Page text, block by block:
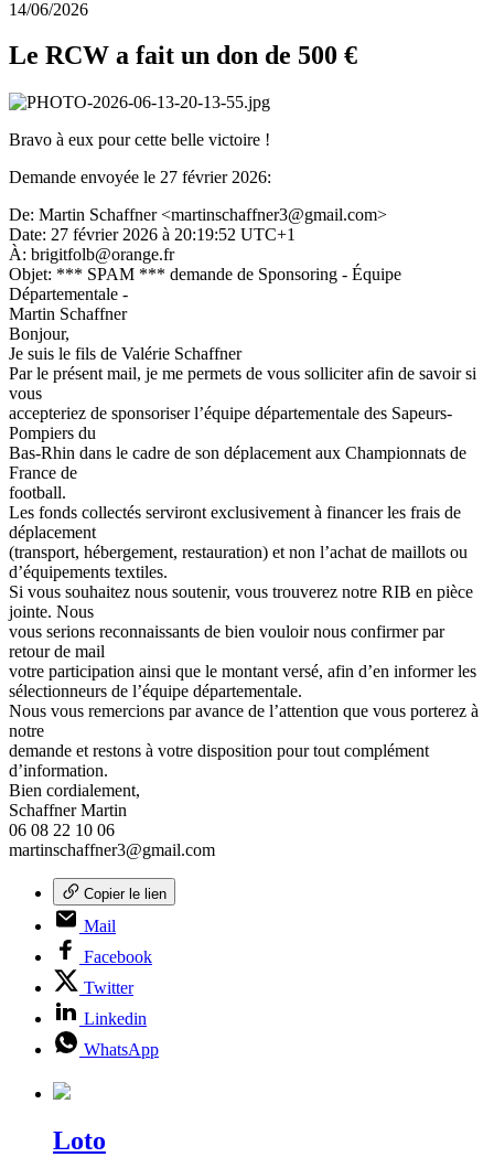
14/06/2026
Le RCW a fait un don de 500 €
Bravo à eux pour cette belle victoire !
Demande envoyée le 27 février 2026:
De: Martin Schaffner <martinschaffner3@gmail.com>
Date: 27 février 2026 à 20:19:52 UTC+1
À: brigitfolb@orange.fr
Objet: *** SPAM *** demande de Sponsoring - Équipe
Départementale -
Martin Schaffner
Bonjour,
Je suis le fils de Valérie Schaffner
Par le présent mail, je me permets de vous solliciter afin de savoir si
vous
accepteriez de sponsoriser l’équipe départementale des Sapeurs-
Pompiers du
Bas-Rhin dans le cadre de son déplacement aux Championnats de
France de
football.
Les fonds collectés serviront exclusivement à financer les frais de
déplacement
(transport, hébergement, restauration) et non l’achat de maillots ou
d’équipements textiles.
Si vous souhaitez nous soutenir, vous trouverez notre RIB en pièce
jointe. Nous
vous serions reconnaissants de bien vouloir nous confirmer par
retour de mail
votre participation ainsi que le montant versé, afin d’en informer les
sélectionneurs de l’équipe départementale.
Nous vous remercions par avance de l’attention que vous porterez à
notre
demande et restons à votre disposition pour tout complément
d’information.
Bien cordialement,
Schaffner Martin
06 08 22 10 06
martinschaffner3@gmail.com
Copier le lien
Mail
Facebook
Twitter
Linkedin
WhatsApp
Loto